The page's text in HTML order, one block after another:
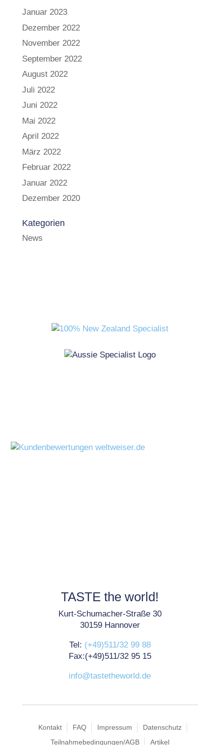
Januar 2023
Dezember 2022
November 2022
September 2022
August 2022
Juli 2022
Juni 2022
Mai 2022
April 2022
März 2022
Februar 2022
Januar 2022
Dezember 2020
Kategorien
News
TASTE the world!
Kurt-Schumacher-Straße 30
30159 Hannover
Tel: (+49)511/32 99 88
Fax:(+49)511/32 95 15
info@tastetheworld.de
Kontakt FAQ Impressum
Datenschutz
Teilnahmebedingungen/AGB
Artikel